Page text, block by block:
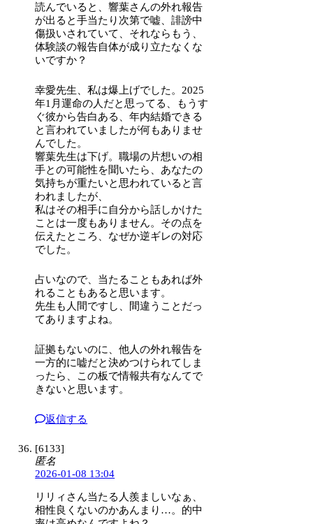
読んでいると、響葉さんの外れ報告
が出ると手当たり次第で嘘、誹謗中
傷扱いされていて、それならもう、
体験談の報告自体が成り立たなくな
いですか？
幸愛先生、私は爆上げでした。2025
年1月運命の人だと思ってる、もうす
ぐ彼から告白ある、年内結婚できる
と言われていましたが何もありませ
んでした。
響葉先生は下げ。職場の片想いの相
手との可能性を聞いたら、あなたの
気持ちが重たいと思われていると言
われましたが、
私はその相手に自分から話しかけた
ことは一度もありません。その点を
伝えたところ、なぜか逆ギレの対応
でした。
占いなので、当たることもあれば外
れることもあると思います。
先生も人間ですし、間違うことだっ
てありますよね。
証拠もないのに、他人の外れ報告を
一方的に嘘だと決めつけられてしま
ったら、この板で情報共有なんてで
きないと思います。
返信する
[6133]
匿名
2026-01-08 13:04
リリィさん当たる人羨ましいなぁ、
相性良くないのかあんまり…。的中